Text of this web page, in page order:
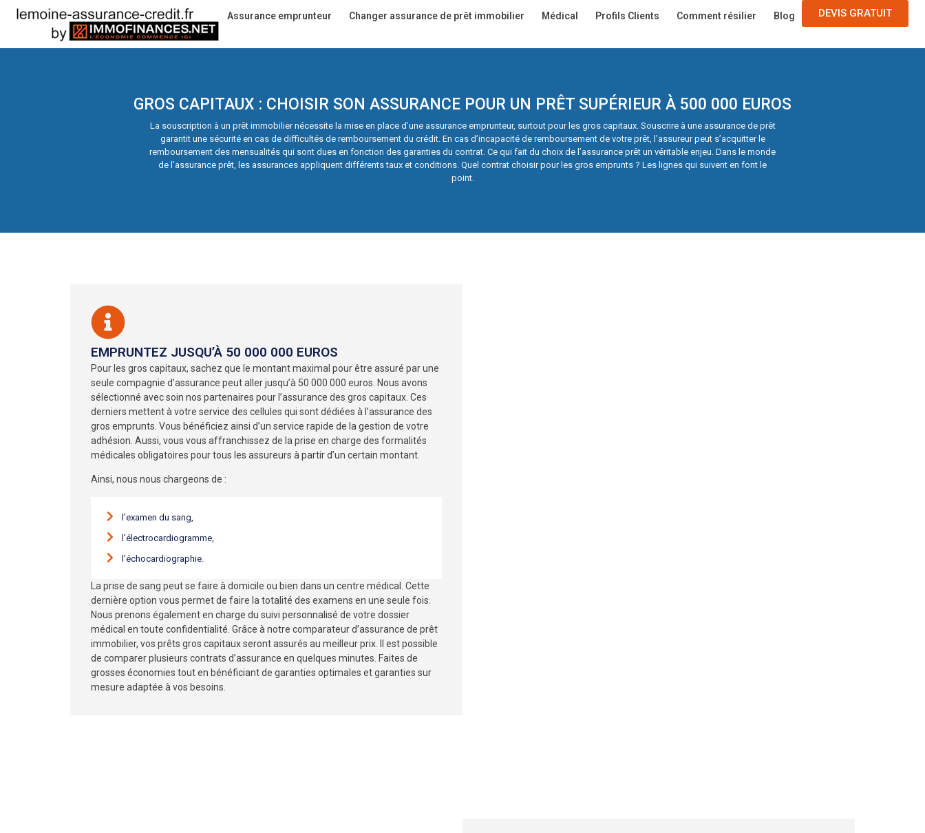
Assurance emprunteur Changer assurance de prêt immobilier Médical Profils Clients Comment résilier Blog DEVIS GRATUIT
GROS CAPITAUX : CHOISIR SON ASSURANCE POUR UN PRÊT SUPÉRIEUR À 500 000 EUROS
La souscription à un prêt immobilier nécessite la mise en place d’une assurance emprunteur, surtout pour les gros capitaux. Souscrire à une assurance de prêt
garantit une sécurité en cas de difficultés de remboursement du crédit. En cas d’incapacité de remboursement de votre prêt, l’assureur peut s’acquitter le
remboursement des mensualités qui sont dues en fonction des garanties du contrat. Ce qui fait du choix de l’assurance prêt un véritable enjeu. Dans le monde
de l’assurance prêt, les assurances appliquent différents taux et conditions. Quel contrat choisir pour les gros emprunts ? Les lignes qui suivent en font le
point.
EMPRUNTEZ JUSQU’À 50 000 000 EUROS
Pour les gros capitaux, sachez que le montant maximal pour être assuré par une
seule compagnie d’assurance peut aller jusqu’à 50 000 000 euros. Nous avons
sélectionné avec soin nos partenaires pour l’assurance des gros capitaux. Ces
derniers mettent à votre service des cellules qui sont dédiées à l’assurance des
gros emprunts. Vous bénéficiez ainsi d’un service rapide de la gestion de votre
adhésion. Aussi, vous vous affranchissez de la prise en charge des formalités
médicales obligatoires pour tous les assureurs à partir d’un certain montant.
Ainsi, nous nous chargeons de :
l’examen du sang,
l’électrocardiogramme,
l’échocardiographie.
La prise de sang peut se faire à domicile ou bien dans un centre médical. Cette
dernière option vous permet de faire la totalité des examens en une seule fois.
Nous prenons également en charge du suivi personnalisé de votre dossier
médical en toute confidentialité. Grâce à notre comparateur d’assurance de prêt
immobilier, vos prêts gros capitaux seront assurés au meilleur prix. Il est possible
de comparer plusieurs contrats d’assurance en quelques minutes. Faites de
grosses économies tout en bénéficiant de garanties optimales et garanties sur
mesure adaptée à vos besoins.